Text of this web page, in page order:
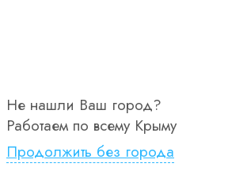
Не нашли Ваш город?
Работаем по всему Крыму
Продолжить без города